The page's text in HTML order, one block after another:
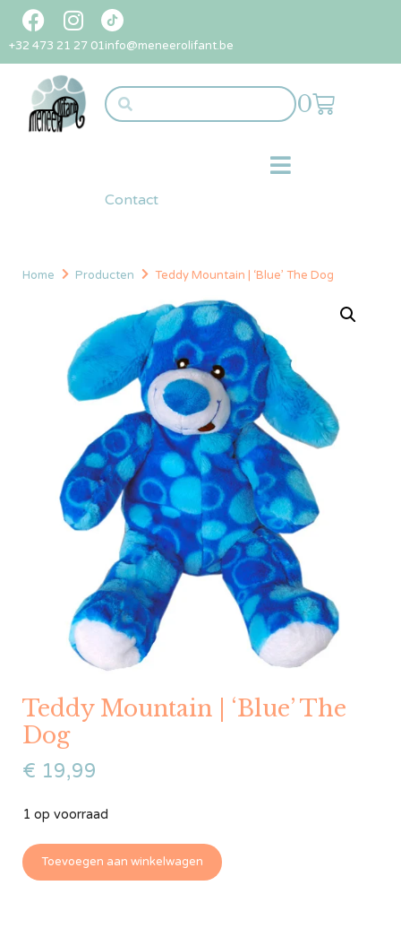
+32 473 21 27 01info@meneerolifant.be
0
Contact
Home Producten Teddy Mountain | ‘Blue’ The Dog
Teddy Mountain | ‘Blue’ The
Dog
€ 19,99
1 op voorraad
Toevoegen aan winkelwagen